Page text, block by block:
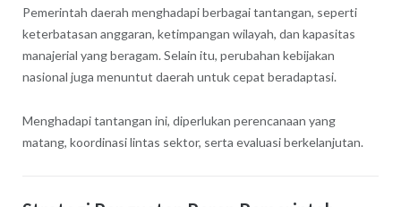
Pemerintah daerah menghadapi berbagai tantangan, seperti
keterbatasan anggaran, ketimpangan wilayah, dan kapasitas
manajerial yang beragam. Selain itu, perubahan kebijakan
nasional juga menuntut daerah untuk cepat beradaptasi.
Menghadapi tantangan ini, diperlukan perencanaan yang
matang, koordinasi lintas sektor, serta evaluasi berkelanjutan.